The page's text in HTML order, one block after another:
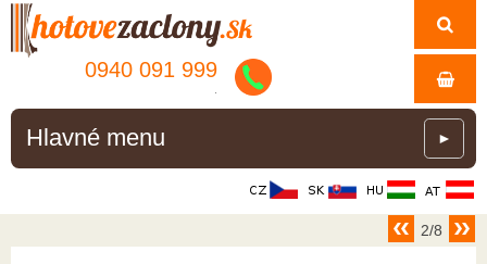
0940 091 999
Hlavné menu ►
2/8